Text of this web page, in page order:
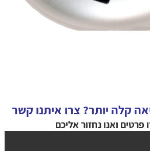
קלה יותר? צרו איתנו קשר
פרטים ואנו נחזור אליכם